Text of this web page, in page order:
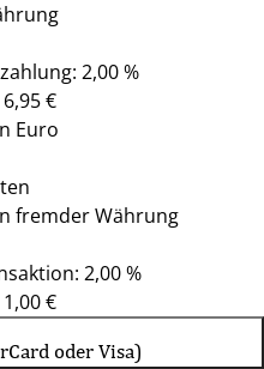
2,00 %
€
Euro
fremder Währung
2,00 %
€
oder Visa)